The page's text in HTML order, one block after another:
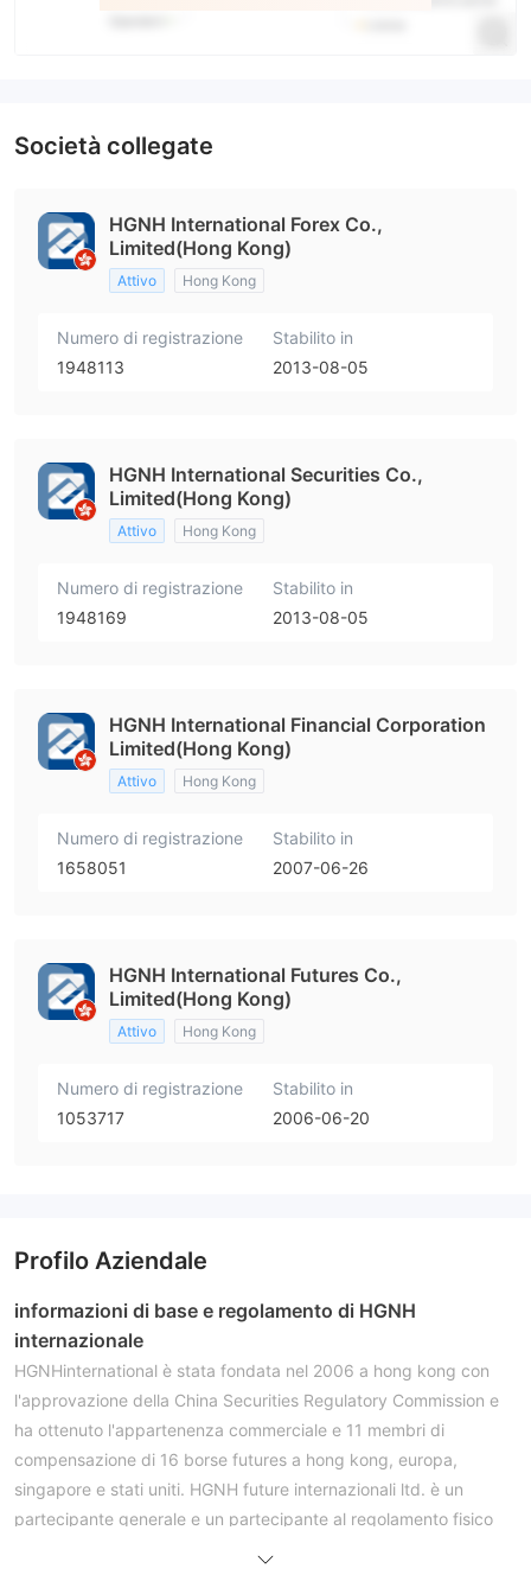
Società collegate
HGNH International Forex Co.,
Limited(Hong Kong)
Attivo Hong Kong
Numero di registrazione
1948113
Stabilito in
2013-08-05
HGNH International Securities Co.,
Limited(Hong Kong)
Attivo Hong Kong
Numero di registrazione
1948169
Stabilito in
2013-08-05
HGNH International Financial Corporation
Limited(Hong Kong)
Attivo Hong Kong
Numero di registrazione
1658051
Stabilito in
2007-06-26
HGNH International Futures Co.,
Limited(Hong Kong)
Attivo Hong Kong
Numero di registrazione
1053717
Stabilito in
2006-06-20
Profilo Aziendale
informazioni di base e regolamento di HGNH
internazionale
HGNHinternational è stata fondata nel 2006 a hong kong con
l'approvazione della China Securities Regulatory Commission e
ha ottenuto l'appartenenza commerciale e 11 membri di
compensazione di 16 borse futures a hong kong, europa,
singapore e stati uniti. HGNH future internazionali ltd. è un
partecipante generale e un partecipante al regolamento fisico